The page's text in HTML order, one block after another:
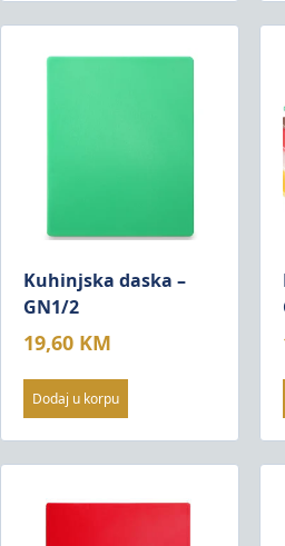
Kuhinjska daska –
GN1/2
19,60 KM
Dodaj u korpu